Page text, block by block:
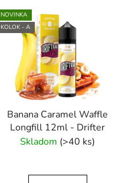
NOVINKA
KOLOK - A
Banana Caramel Waffle
Longfill 12ml - Drifter
Skladom (>40 ks)